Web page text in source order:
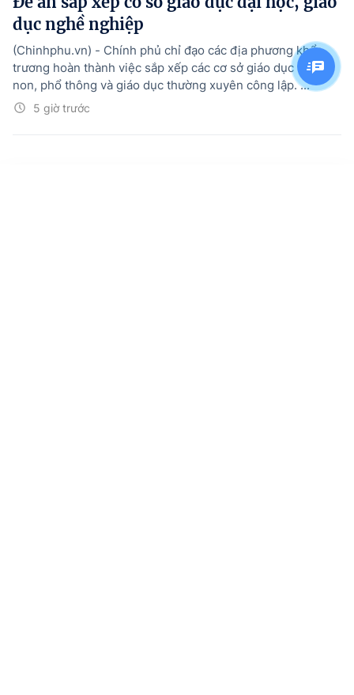
dục nghề nghiệp
5 giờ trước
(Chinhphu.vn) - Chính phủ chỉ đạo các địa phương khẩn
trương hoàn thành việc sắp xếp các cơ sở giáo dục mầm
non, phổ thông và giáo dục thường xuyên công lập. ...